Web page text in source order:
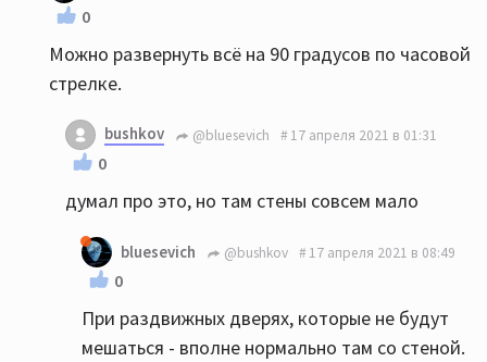
0
Можно развернуть всё на 90 градусов по часовой
стрелке.
bushkov @bluesevich 17 апреля 2021 в 01:31
0
думал про это, но там стены совсем мало
bluesevich @bushkov 17 апреля 2021 в 08:49
0
При раздвижных дверях, которые не будут
мешаться - вполне нормально там со стеной.